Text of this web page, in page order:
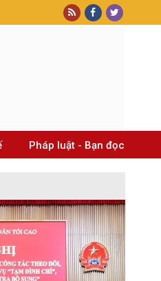
Pháp luật - Bạn đọc